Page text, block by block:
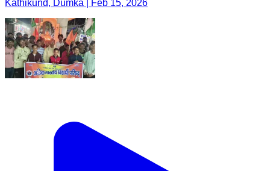
Kathikund, Dumka | Feb 15, 2026